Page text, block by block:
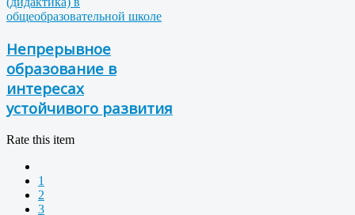
общеобразовательной школе
Непрерывное
образование в
интересах
устойчивого развития
Rate this item
1
2
3